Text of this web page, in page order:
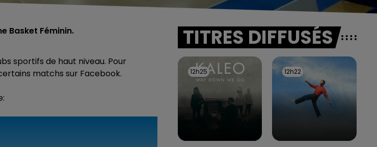
Basket Féminin.
sportifs de haut niveau. Pour
matchs sur Facebook.
TITRES DIFFUSÉS
12h25
12h25 12h22
12h22